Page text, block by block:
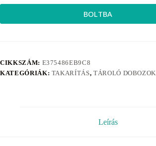
BOLTBA
CIKKSZÁM: E375486EB9C8
KATEGÓRIÁK: TAKARÍTÁS, TÁROLÓ DOBOZOK
Leírás